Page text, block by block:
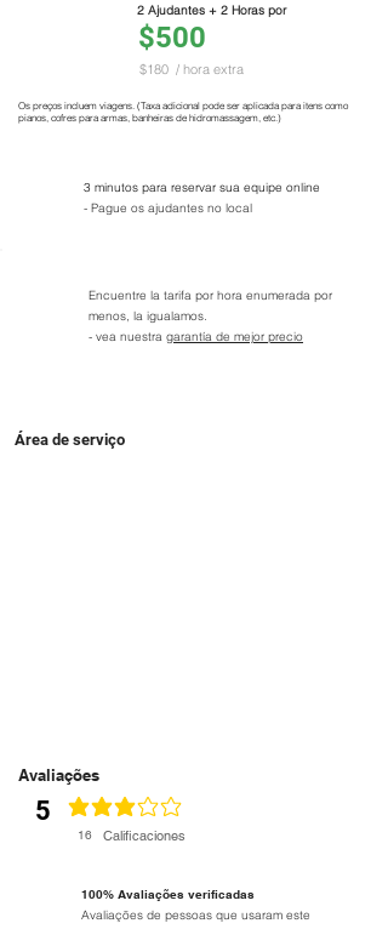
2 Ajudantes + 2 Horas por
$500
$180 / hora extra
Os preços incluem viagens. (Taxa adicional pode ser aplicada para itens como
pianos, cofres para armas, banheiras de hidromassagem, etc.)
3 minutos para reservar sua equipe online
- Pague os ajudantes no local
Encuentre la tarifa por hora enumerada por
menos, la igualamos.
- vea nuestra garantía de mejor precio
Área de serviço
Avaliações
5 classificação média é 3 de 5
16 Calificaciones
100% Avaliações verificadas
Avaliações de pessoas que usaram este